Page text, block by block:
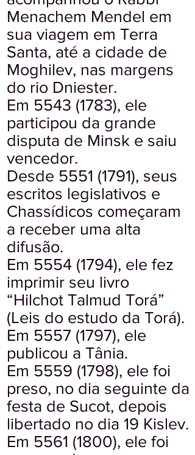
Menachem Mendel em
sua viagem em Terra
Santa, até a cidade de
Moghilev, nas margens
do rio Dniester.
Em 5543 (1783), ele
participou da grande
disputa de Minsk e saiu
vencedor.
Desde 5551 (1791), seus
escritos legislativos e
Chassídicos começaram
a receber uma alta
difusão.
Em 5554 (1794), ele fez
imprimir seu livro
“Hilchot Talmud Torá”
(Leis do estudo da Torá).
Em 5557 (1797), ele
publicou a Tânia.
Em 5559 (1798), ele foi
preso, no dia seguinte da
festa de Sucot, depois
libertado no dia 19 Kislev.
Em 5561 (1800), ele foi